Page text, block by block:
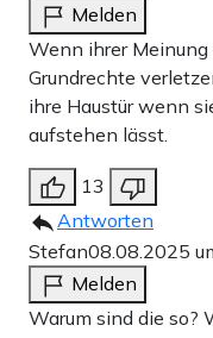
Melden
Wenn ihrer
Grundrechte
ihre Haustür wenn
aufstehen lässt.
13
Antworten
Stefan08.08.2025
Melden
Warum sind die so?